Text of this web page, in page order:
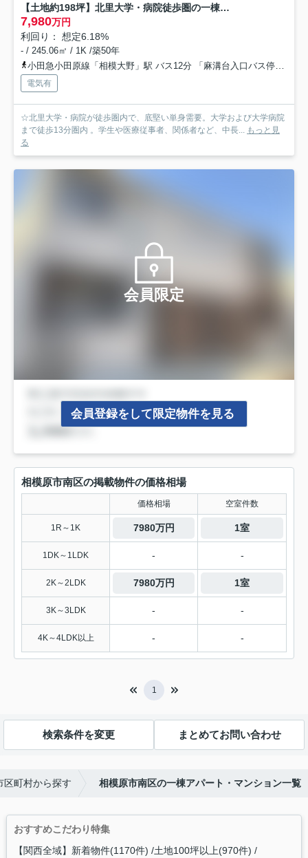
【土地約198坪】北里大学・病院徒歩圏の一棟アパート 相模原
7,980万円
利回り： 想定6.18%
- / 245.06㎡ / 1K /築50年
小田急小田原線「相模大野」駅 バス12分 「麻溝台入口バス停」 停歩2分
電気有
☆北里大学・病院が徒歩圏内で、底堅い単身需要。大学および大学病院
まで徒歩13分圏内 。学生や医療従事者、関係者など、中長...
もっと見
る
会員限定
会員登録をして限定物件を見る
相模原市南区の掲載物件の価格相場
価格相場 空室件数
1R～1K 7980万円 1室
1DK～1LDK - -
2K～2LDK 7980万円 1室
3K～3LDK - -
4K～4LDK以上 - -
1
検索条件を変更 まとめてお問い合わせ
区町村から探す 相模原市南区の一棟アパート・マンション一覧
おすすめこだわり特集
【関西全域】新着物件(1170件) 土地100坪以上(970件)